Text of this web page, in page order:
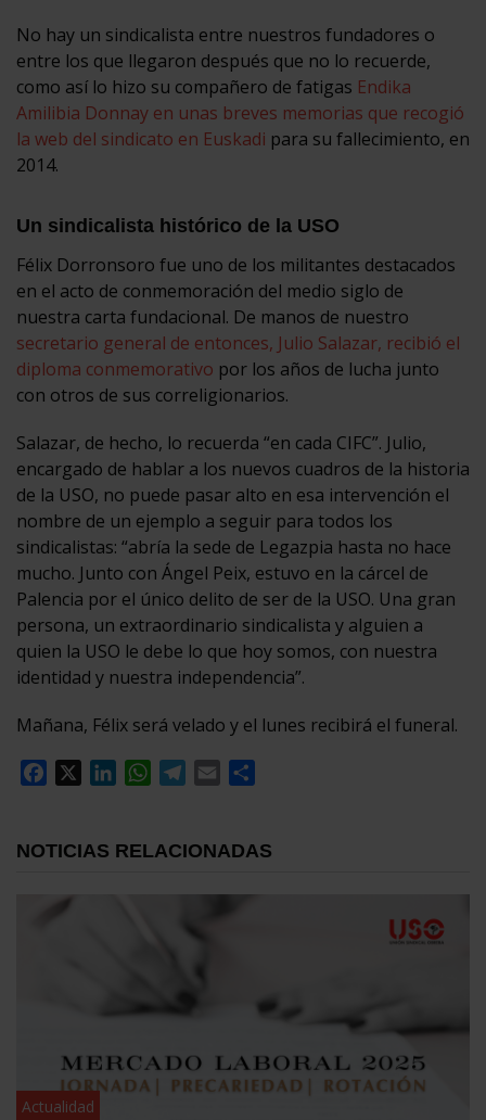
No hay un sindicalista entre nuestros fundadores o
entre los que llegaron después que no lo recuerde,
como así lo hizo su compañero de fatigas Endika
Amilibia Donnay en unas breves memorias que recogió
la web del sindicato en Euskadi para su fallecimiento, en
2014.
Un sindicalista histórico de la USO
Félix Dorronsoro fue uno de los militantes destacados
en el acto de conmemoración del medio siglo de
nuestra carta fundacional. De manos de nuestro
secretario general de entonces, Julio Salazar, recibió el
diploma conmemorativo por los años de lucha junto
con otros de sus correligionarios.
Salazar, de hecho, lo recuerda “en cada CIFC”. Julio,
encargado de hablar a los nuevos cuadros de la historia
de la USO, no puede pasar alto en esa intervención el
nombre de un ejemplo a seguir para todos los
sindicalistas: “abría la sede de Legazpia hasta no hace
mucho. Junto con Ángel Peix, estuvo en la cárcel de
Palencia por el único delito de ser de la USO. Una gran
persona, un extraordinario sindicalista y alguien a
quien la USO le debe lo que hoy somos, con nuestra
identidad y nuestra independencia”.
Mañana, Félix será velado y el lunes recibirá el funeral.
Facebook
LinkedInWhatsApp
Telegram
Email
NOTICIAS RELACIONADAS
Actualidad